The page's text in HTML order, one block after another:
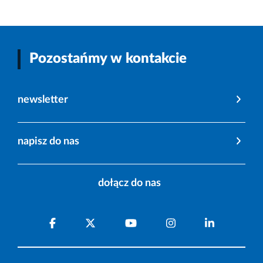
Pozostańmy w kontakcie
newsletter
napisz do nas
dołącz do nas